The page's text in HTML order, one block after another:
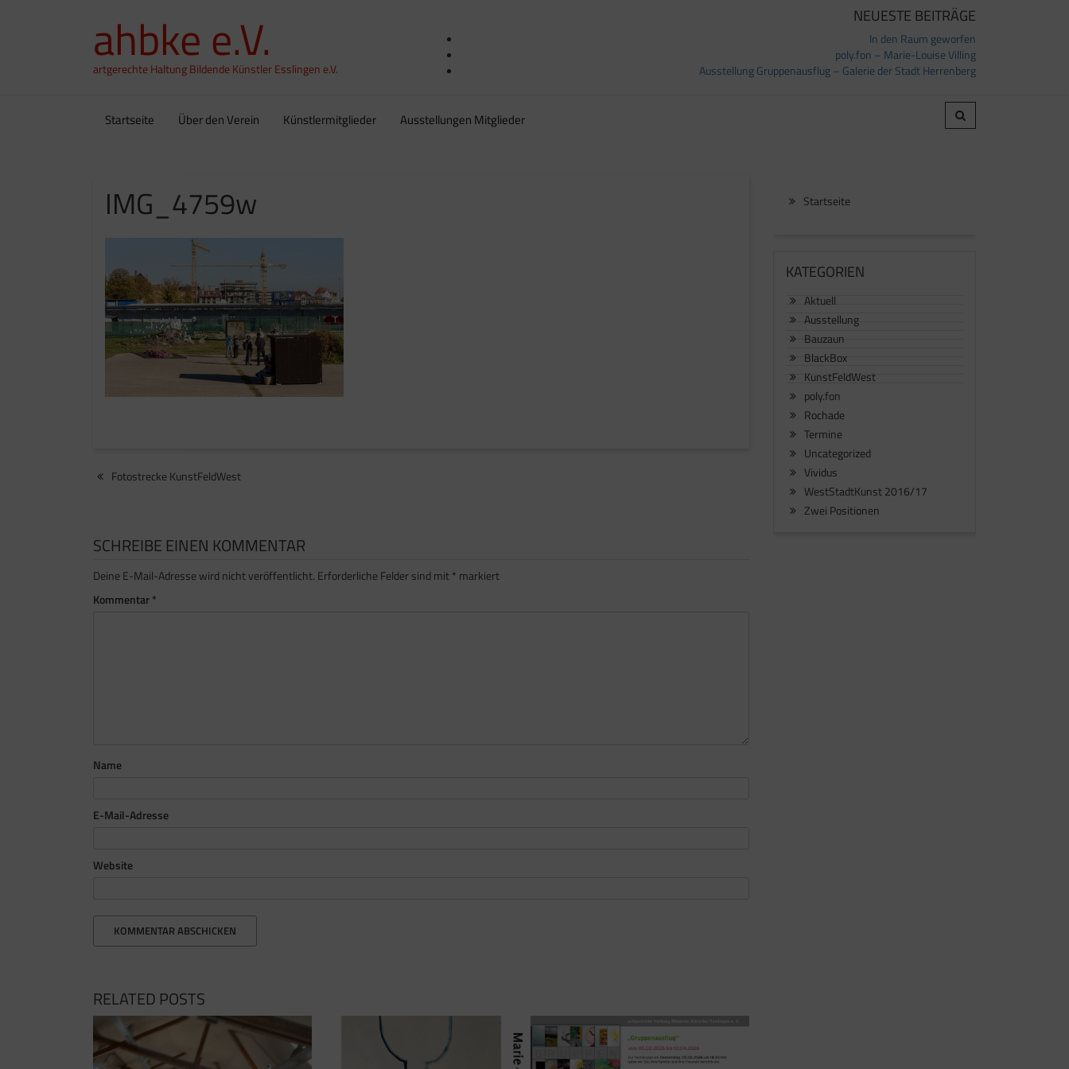
ahbke e.V.
artgerechte Haltung Bildende Künstler Esslingen e.V.
NEUESTE BEITRÄGE
In den Raum geworfen
poly.fon – Marie-Louise Villing
Ausstellung Gruppenausflug – Galerie der Stadt Herrenberg
Startseite Über den Verein Künstlermitglieder Ausstellungen Mitglieder
IMG_4759w
Beitragsnavigation
Fotostrecke KunstFeldWest
SCHREIBE EINEN KOMMENTAR
Deine E-Mail-Adresse wird nicht veröffentlicht. Erforderliche Felder sind mit* markiert
Kommentar*
Name
E-Mail-Adresse
Website
RELATED POSTS
Startseite
KATEGORIEN
Aktuell
Ausstellung
Bauzaun
BlackBox
KunstFeldWest
poly.fon
Rochade
Termine
Uncategorized
Vividus
WestStadtKunst 2016/17
Zwei Positionen